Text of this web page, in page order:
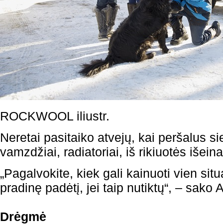
ROCKWOOL iliustr.
Neretai pasitaiko atvejų, kai peršalus
vamzdžiai, radiatoriai, iš rikiuotės
„Pagalvokite, kiek gali kainuoti vien
pradinę padėtį, jei taip nutiktų“, – sako
Drėgmė